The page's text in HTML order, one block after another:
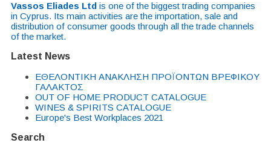
Vassos Eliades Ltd is one of the biggest trading companies
in Cyprus. Its main activities are the importation, sale and
distribution of consumer goods through all the trade channels
of the market.
Latest News
EΘΕΛΟΝΤΙΚΗ ΑΝΑΚΛΗΣΗ ΠΡΟΪΟΝΤΩΝ ΒΡΕΦΙΚΟΥ
ΓΑΛΑΚΤΟΣ
OUT OF HOME PRODUCT CATALOGUE
WINES & SPIRITS CATALOGUE
Europe's Best Workplaces 2021
Search